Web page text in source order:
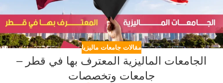
مقالات جامعات ماليزيا
الجامعات الماليزية المعترف بها في قطر –
جامعات وتخصصات